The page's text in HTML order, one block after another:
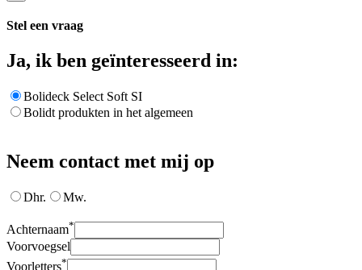
Stel een vraag
Ja, ik ben geïnteresseerd in:
Bolideck Select Soft SI
Bolidt produkten in het algemeen
Neem contact met mij op
Dhr. Mw.
Achternaam*
Voorvoegsel
Voorletters*